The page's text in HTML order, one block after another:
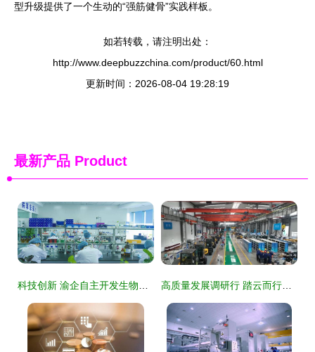
型升级提供了一个生动的“强筋健骨”实践样板。
如若转载，请注明出处：
http://www.deepbuzzchina.com/product/60.html
更新时间：2026-08-04 19:28:19
最新产品 Product
科技创新 渝企自主开发生物医药技术 有望开创肿瘤早诊新局面 高质量发展调研行 踏云而行，工程机械掘进未来技术开发